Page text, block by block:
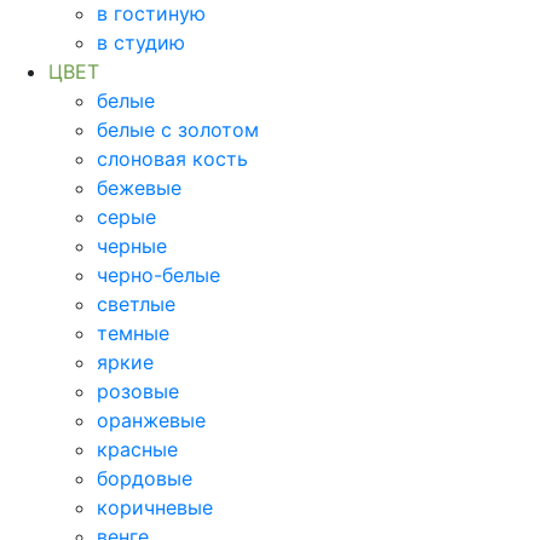
в гостиную
в студию
ЦВЕТ
белые
белые с золотом
слоновая кость
бежевые
серые
черные
черно-белые
светлые
темные
яркие
розовые
оранжевые
красные
бордовые
коричневые